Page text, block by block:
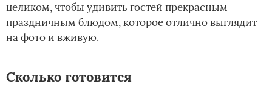
целиком, чтобы удивить гостей прекрасным
праздничным блюдом, которое отлично выглядит
на фото и вживую.
Сколько готовится